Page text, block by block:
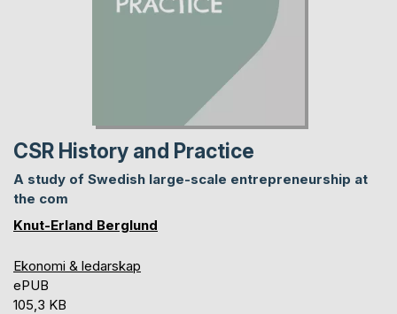
CSR History and Practice
A study of Swedish large-scale entrepreneurship at
the com
Knut-Erland Berglund
Ekonomi & ledarskap
ePUB
105,3 KB